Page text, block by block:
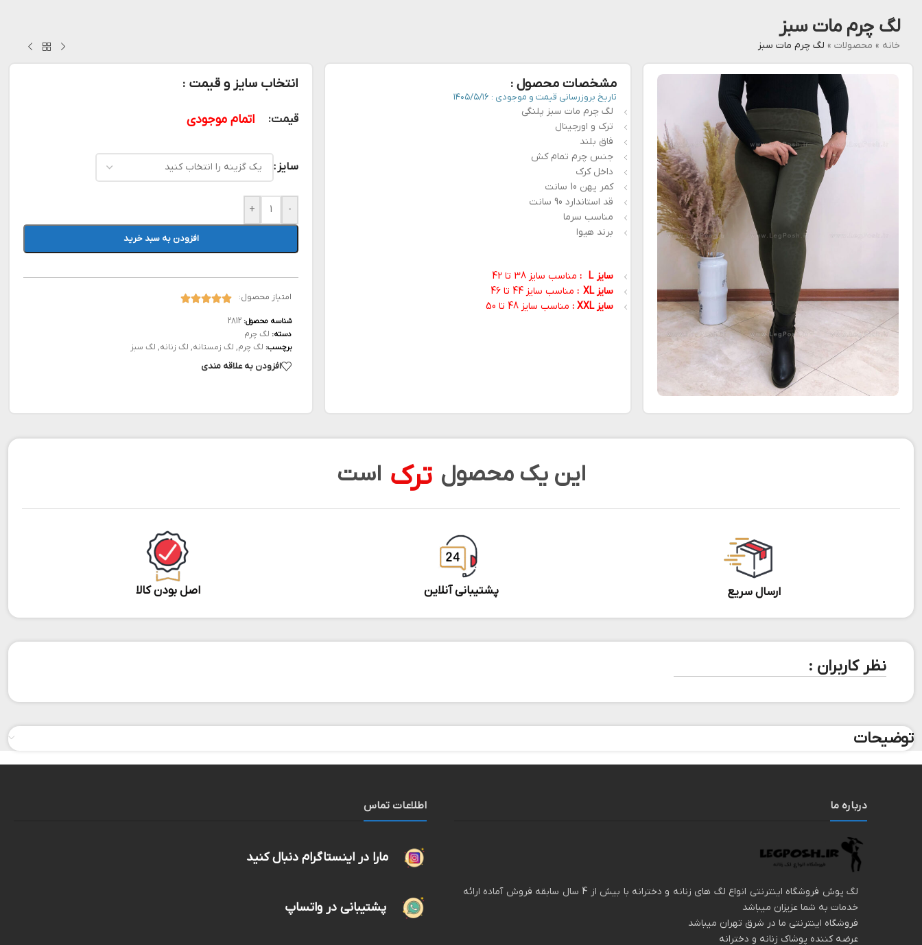
لگ چرم مات سبز
خانه » محصولات » لگ چرم مات سبز
مشخصات محصول :
تاریخ بروزرسانی قیمت و موجودی : ۱۴۰۵/۵/۱۶
لگ چرم مات سبز پلنگی
ترک و اورجینال
فاق بلند
جنس چرم تمام کش
داخل کرک
کمر پهن 10 سانت
قد استاندارد 90 سانت
مناسب سرما
برند هیوا
سایز L :
مناسب سایز 38 تا 42
سایز XL :
مناسب سایز 44 تا 46
سایز XXL :
مناسب سایز 48 تا 50
انتخاب سایز و قیمت :
قیمت: اتمام موجودی
سایز
-
+
افزودن به سبد خرید
امتیاز محصول:
شناسه محصول: 2812
دسته: لگ چرم
برچسب: لگ چرم, لگ زمستانه, لگ زنانه, لگ سبز
افزودن به علاقه مندی
این یک محصول ترک است
ارسال سریع پشتیبانی آنلاین اصل بودن کالا
نظر کاربران :
توضیحات
درباره ما
لگ پوش فروشگاه اینترنتی انواع لگ های زنانه و دخترانه با بیش از 4 سال سابقه فروش آماده ارائه
خدمات به شما عزیزان میباشد
فروشگاه اینترنتی ما در شرق تهران میباشد
عرضه کننده پوشاک زنانه و دخترانه
اطلاعات تماس
مارا در اینستاگرام دنبال کنید
پشتیبانی در واتساپ